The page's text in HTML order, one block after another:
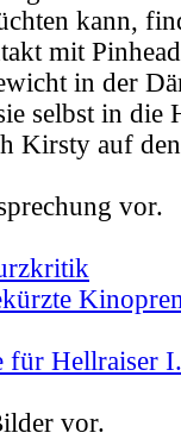
kann,
mit
in der
selbst in die
Kirsty auf
vor.
für Hellraiser
vor.